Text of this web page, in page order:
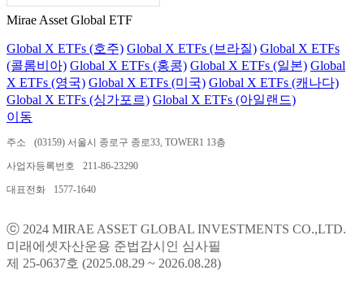
Mirae Asset Global ETF
Global X ETFs (호주) Global X ETFs (브라질) Global X ETFs
(콜롬비아) Global X ETFs (홍콩) Global X ETFs (일본) Global
X ETFs (영국) Global X ETFs (미국) Global X ETFs (캐나다)
Global X ETFs (싱가포르) Global X ETFs (아일랜드)
이동
주소 (03159) 서울시 종로구 종로33, TOWER1 13층
사업자등록번호 211-86-23290
대표전화 1577-1640
ⓒ 2024 MIRAE ASSET GLOBAL INVESTMENTS CO.,LTD.
미래에셋자산운용 준법감시인 심사필
제 25-0637호 (2025.08.29 ~ 2026.08.28)